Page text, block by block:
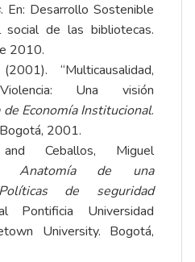
. En: Desarrollo Sostenible
de las bibliotecas.
2010.
“Multicausalidad,
Una visión
de Economía Institucional.
2001.
Ceballos, Miguel
Anatomía de una
de seguridad
Pontificia Universidad
University. Bogotá,